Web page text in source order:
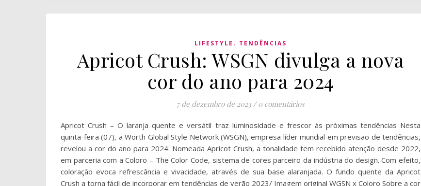
LIFESTYLE , TENDÊNCIAS
Apricot Crush: WSGN divulga a nova
cor do ano para 2024
7 de dezembro de 2023 / 0 comentários
Apricot Crush – O laranja quente e versátil traz luminosidade e frescor às próximas tendências Nesta
quinta-feira (07), a Worth Global Style Network (WSGN), empresa líder mundial em previsão de tendências,
revelou a cor do ano para 2024. Nomeada Apricot Crush, a tonalidade tem recebido atenção desde 2022,
em parceria com a Coloro – The Color Code, sistema de cores parceiro da indústria do design. Com efeito,
coloração evoca refrescância e vivacidade, através de sua base alaranjada. O fundo quente da Apricot
Crush a torna fácil de incorporar em tendências de verão 2023/ Imagem original WGSN x Coloro Sobre a cor